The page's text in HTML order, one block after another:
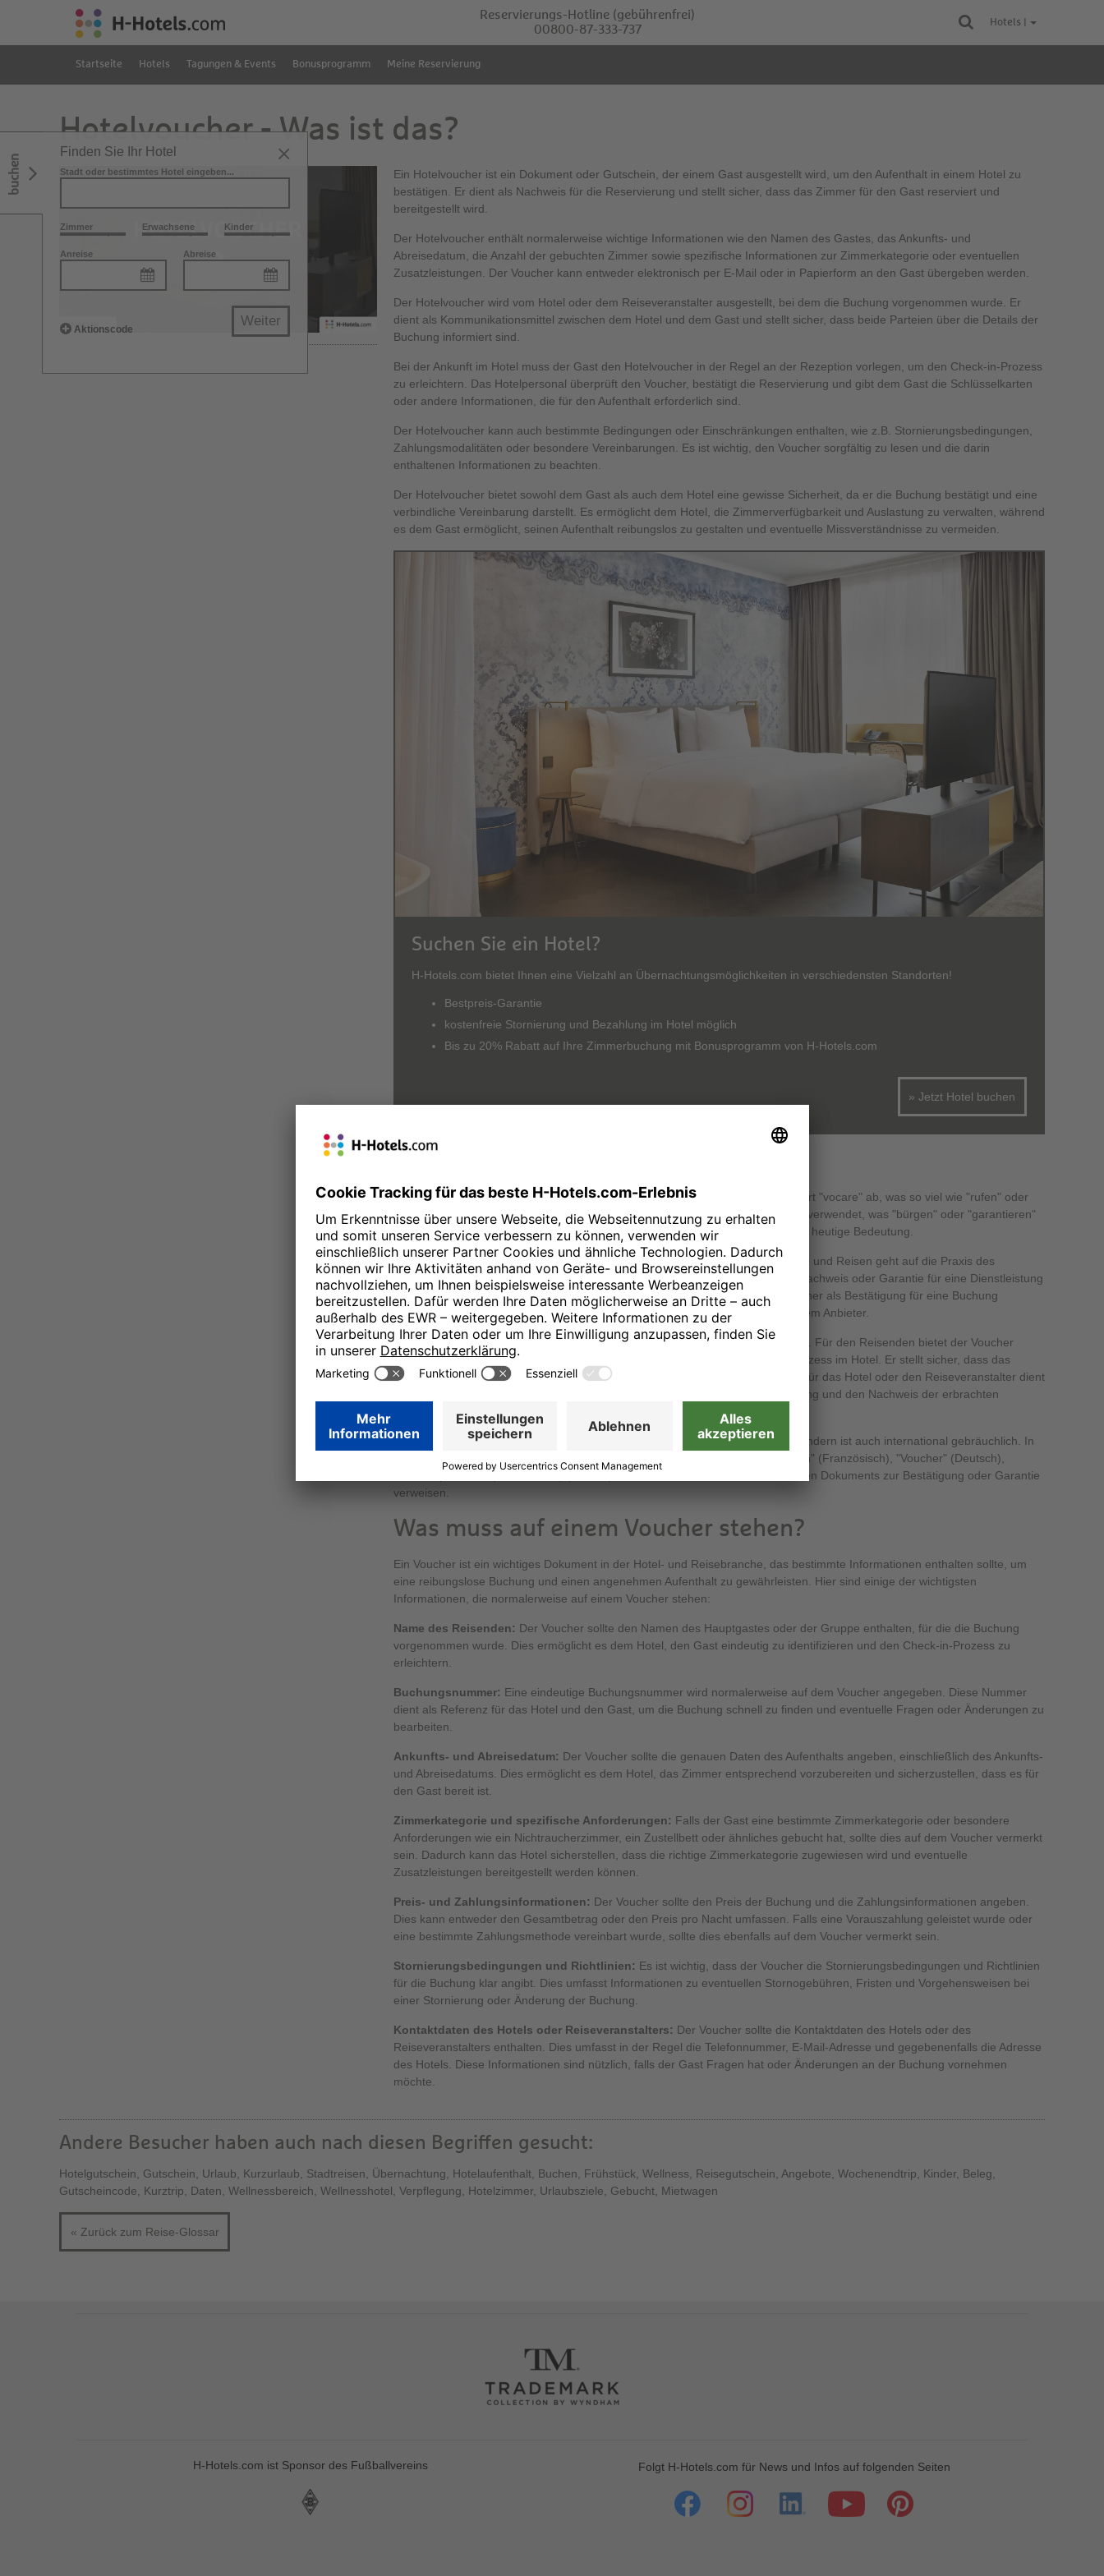
Reservierungs-Hotline (gebührenfrei)
00800-87-333-737
Hotels |
Startseite Hotels Tagungen & Events Bonusprogramm Meine Reservierung
buchen
Finden Sie Ihr Hotel
Stadt oder bestimmtes Hotel eingeben...
Zimmer Erwachsene Kinder
Anreise Abreise
Aktionscode
Weiter
Hotelvoucher - Was ist das?
Ein Hotelvoucher ist ein Dokument oder Gutschein, der einem Gast ausgestellt wird, um den Aufenthalt in einem Hotel zu
bestätigen. Er dient als Nachweis für die Reservierung und stellt sicher, dass das Zimmer für den Gast reserviert und
bereitgestellt wird.
Der Hotelvoucher enthält normalerweise wichtige Informationen wie den Namen des Gastes, das Ankunfts- und
Abreisedatum, die Anzahl der gebuchten Zimmer sowie spezifische Informationen zur Zimmerkategorie oder eventuellen
Zusatzleistungen. Der Voucher kann entweder elektronisch per E-Mail oder in Papierform an den Gast übergeben werden.
Der Hotelvoucher wird vom Hotel oder dem Reiseveranstalter ausgestellt, bei dem die Buchung vorgenommen wurde. Er
dient als Kommunikationsmittel zwischen dem Hotel und dem Gast und stellt sicher, dass beide Parteien über die Details der
Buchung informiert sind.
Bei der Ankunft im Hotel muss der Gast den Hotelvoucher in der Regel an der Rezeption vorlegen, um den Check-in-Prozess
zu erleichtern. Das Hotelpersonal überprüft den Voucher, bestätigt die Reservierung und gibt dem Gast die Schlüsselkarten
oder andere Informationen, die für den Aufenthalt erforderlich sind.
Der Hotelvoucher kann auch bestimmte Bedingungen oder Einschränkungen enthalten, wie z.B. Stornierungsbedingungen,
Zahlungsmodalitäten oder besondere Vereinbarungen. Es ist wichtig, den Voucher sorgfältig zu lesen und die darin
enthaltenen Informationen zu beachten.
Der Hotelvoucher bietet sowohl dem Gast als auch dem Hotel eine gewisse Sicherheit, da er die Buchung bestätigt und eine
verbindliche Vereinbarung darstellt. Es ermöglicht dem Hotel, die Zimmerverfügbarkeit und Auslastung zu verwalten, während
es dem Gast ermöglicht, seinen Aufenthalt reibungslos zu gestalten und eventuelle Missverständnisse zu vermeiden.
Suchen Sie ein Hotel?
H-Hotels.com bietet Ihnen eine Vielzahl an Übernachtungsmöglichkeiten in verschiedensten Standorten!
Bestpreis-Garantie
kostenfreie Stornierung und Bezahlung im Hotel möglich
Bis zu 20% Rabatt auf Ihre Zimmerbuchung mit Bonusprogramm von H-Hotels.com
» Jetzt Hotel buchen
Der Begriff "Voucher" hat seine Ursprünge im Lateinischen und stammt vom Wort "vocare" ab, was so viel wie "rufen" oder
"aufrufen" bedeutet. Im Mittelalter wurde der Begriff im Englischen als "vouche" verwendet, was "bürgen" oder "garantieren"
bedeutete. Im Laufe der Zeit entwickelte sich der Begriff weiter und erhielt seine heutige Bedeutung.
Die Verwendung des Begriffs "Voucher" im Zusammenhang mit Hotelbuchungen und Reisen geht auf die Praxis des
"Vouching" zurück, bei dem ein Gutschein oder ein schriftliches Dokument als Nachweis oder Garantie für eine Dienstleistung
oder ein Produkt verwendet wird. In der Reise- und Hotelbranche wird der Voucher als Bestätigung für eine Buchung
verwendet und dient als Kommunikationsmittel zwischen dem Reisenden und dem Anbieter.
Die Verwendung von Vouchern in der Hotel- und Reisebranche hat viele Vorteile. Für den Reisenden bietet der Voucher
einen schriftlichen Nachweis über die Buchung und erleichtert den Check-in-Prozess im Hotel. Er stellt sicher, dass das
Zimmer oder die Dienstleistung für den Gast reserviert und bereitgestellt wird. Für das Hotel oder den Reiseveranstalter dient
der Voucher als Aufzeichnung der Buchung und als Grundlage für die Abrechnung und den Nachweis der erbrachten
Der Begriff "Voucher" wird nicht nur im englischsprachigen Raum verwendet, sondern ist auch international gebräuchlich. In
verschiedenen Sprachen gibt es ähnliche Begriffe wie "voucher" (Englisch), "bon" (Französisch), "Voucher" (Deutsch),
"buono" (Italienisch) und "vale" (Spanisch), die alle auf die Idee eines schriftlichen Dokuments zur Bestätigung oder Garantie
verweisen.
Was muss auf einem Voucher stehen?
Ein Voucher ist ein wichtiges Dokument in der Hotel- und Reisebranche, das bestimmte Informationen enthalten sollte, um
eine reibungslose Buchung und einen angenehmen Aufenthalt zu gewährleisten. Hier sind einige der wichtigsten
Informationen, die normalerweise auf einem Voucher stehen:
Name des Reisenden: Der Voucher sollte den Namen des Hauptgastes oder der Gruppe enthalten, für die die Buchung
vorgenommen wurde. Dies ermöglicht es dem Hotel, den Gast eindeutig zu identifizieren und den Check-in-Prozess zu
erleichtern.
Buchungsnummer: Eine eindeutige Buchungsnummer wird normalerweise auf dem Voucher angegeben. Diese Nummer
dient als Referenz für das Hotel und den Gast, um die Buchung schnell zu finden und eventuelle Fragen oder Änderungen zu
bearbeiten.
Ankunfts- und Abreisedatum: Der Voucher sollte die genauen Daten des Aufenthalts angeben, einschließlich des Ankunfts-
und Abreisedatums. Dies ermöglicht es dem Hotel, das Zimmer entsprechend vorzubereiten und sicherzustellen, dass es für
den Gast bereit ist.
Zimmerkategorie und spezifische Anforderungen: Falls der Gast eine bestimmte Zimmerkategorie oder besondere
Anforderungen wie ein Nichtraucherzimmer, ein Zustellbett oder ähnliches gebucht hat, sollte dies auf dem Voucher vermerkt
sein. Dadurch kann das Hotel sicherstellen, dass die richtige Zimmerkategorie zugewiesen wird und eventuelle
Zusatzleistungen bereitgestellt werden können.
Preis- und Zahlungsinformationen: Der Voucher sollte den Preis der Buchung und die Zahlungsinformationen angeben.
Dies kann entweder den Gesamtbetrag oder den Preis pro Nacht umfassen. Falls eine Vorauszahlung geleistet wurde oder
eine bestimmte Zahlungsmethode vereinbart wurde, sollte dies ebenfalls auf dem Voucher vermerkt sein.
Stornierungsbedingungen und Richtlinien: Es ist wichtig, dass der Voucher die Stornierungsbedingungen und Richtlinien
für die Buchung klar angibt. Dies umfasst Informationen zu eventuellen Stornogebühren, Fristen und Vorgehensweisen bei
einer Stornierung oder Änderung der Buchung.
Kontaktdaten des Hotels oder Reiseveranstalters: Der Voucher sollte die Kontaktdaten des Hotels oder des
Reiseveranstalters enthalten. Dies umfasst in der Regel die Telefonnummer, E-Mail-Adresse und gegebenenfalls die Adresse
des Hotels. Diese Informationen sind nützlich, falls der Gast Fragen hat oder Änderungen an der Buchung vornehmen
möchte.
Andere Besucher haben auch nach diesen Begriffen gesucht:
Hotelgutschein, Gutschein, Urlaub, Kurzurlaub, Stadtreisen, Übernachtung, Hotelaufenthalt, Buchen, Frühstück, Wellness, Reisegutschein, Angebote, Wochenendtrip, Kinder, Beleg,
Gutscheincode, Kurztrip, Daten, Wellnessbereich, Wellnesshotel, Verpflegung, Hotelzimmer, Urlaubsziele, Gebucht, Mietwagen
« Zurück zum Reise-Glossar
H-Hotels.com ist Sponsor des Fußballvereins Folgt H-Hotels.com für News und Infos auf folgenden Seiten